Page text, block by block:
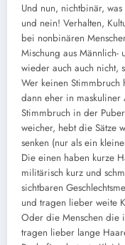
Und nun, nichtbinär,
und nein! Verhalten,
bei nonbinären
Mischung aus Männlich-
wieder auch auch nicht,
Wer keinen Stimmbruch
dann eher in maskuliner
Stimmbruch in der
weicher, hebt die Sätze
senken (nur als ein
Die einen haben kurze
militärisch kurz und
sichtbaren
und tragen lieber weite
Oder die Menschen die
tragen lieber lange